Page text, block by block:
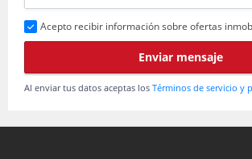
Acepto recibir información sobre ofertas
Enviar mensaje
Al enviar tus datos aceptas los Términos de servicio y